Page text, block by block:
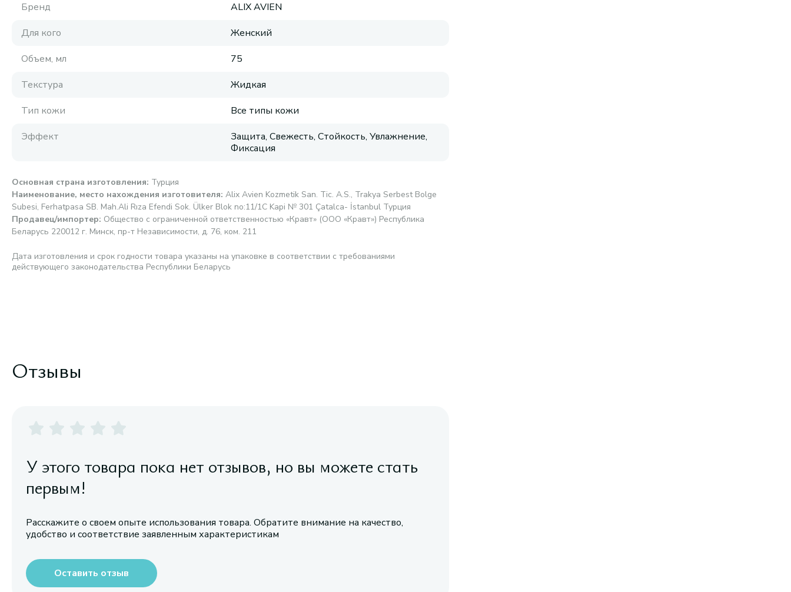
Бренд
ALIX AVIEN
Для кого
Женский
Объем, мл
75
Текстура
Жидкая
Тип кожи
Все типы кожи
Эффект
Защита, Свежесть, Стойкость, Увлажнение,
Фиксация
Основная страна изготовления: Турция
Наименование, место нахождения изготовителя: Alix Avien Kozmetik San. Tic. A.S., Trakya Serbest Bolge
Subesi, Ferhatpasa SB. Mah.Ali Rıza Efendi Sok. Ülker Blok no:11/1C Kapi № 301 Çatalca- İstanbul Турция
Продавец/импортер: Общество с ограниченной ответственностью «Кравт» (ООО «Кравт») Республика
Беларусь 220012 г. Минск, пр-т Независимости, д. 76, ком. 211
Дата изготовления и срок годности товара указаны на упаковке в соответствии с требованиями
действующего законодательства Республики Беларусь
Отзывы
У этого товара пока нет отзывов, но вы можете стать
первым!
Расскажите о своем опыте использования товара. Обратите внимание на качество,
удобство и соответствие заявленным характеристикам
Оставить отзыв